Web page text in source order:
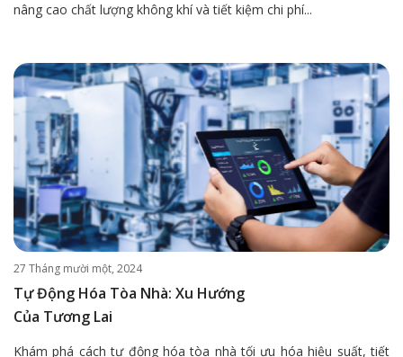
nâng cao chất lượng không khí và tiết kiệm chi phí...
27 Tháng mười một, 2024
Tự Động Hóa Tòa Nhà: Xu Hướng
Của Tương Lai
Khám phá cách tự động hóa tòa nhà tối ưu hóa hiệu suất, tiết